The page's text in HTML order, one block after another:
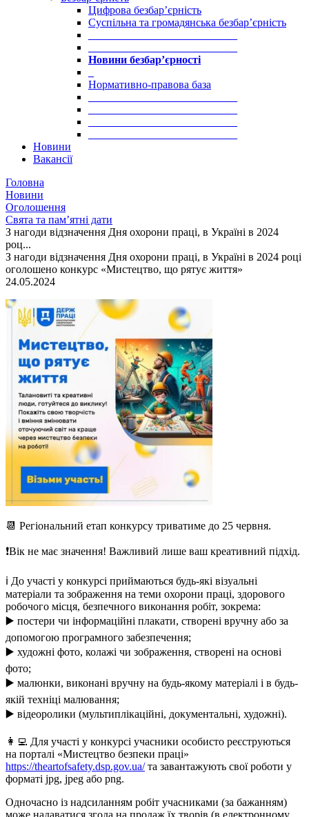
Цифрова безбар’єрність
Суспільна та громадянська безбар’єрність
Новини безбар’єрності
Нормативно-правова база
Новини
Вакансії
Головна
Новини
Оголошення
Свята та пам’ятні дати
З нагоди відзначення Дня охорони праці, в Україні в 2024
роц...
З нагоди відзначення Дня охорони праці, в Україні в 2024 році
оголошено конкурс «Мистецтво, що рятує життя»
24.05.2024
📆 Регіональний етап конкурсу триватиме до 25 червня.
❗️Вік не має значення! Важливий лише ваш креативний підхід.
ℹ️ До участі у конкурсі приймаються будь-які візуальні
матеріали та зображення на теми охорони праці, здорового
робочого місця, безпечного виконання робіт, зокрема:
▶️ постери чи інформаційні плакати, створені вручну або за
допомогою програмного забезпечення;
▶️ художні фото, колажі чи зображення, створені на основі
фото;
▶️ малюнки, виконані вручну на будь-якому матеріалі і в будь-
якій техніці малювання;
▶️ відеоролики (мультиплікаційні, документальні, художні).
👩‍💻 Для участі у конкурсі учасники особисто реєструються
на порталі «Мистецтво безпеки праці»
https://theartofsafety.dsp.gov.ua/та завантажують свої роботи у
форматі jpg, jpeg або png.
Одночасно із надсиланням робіт учасниками (за бажанням)
може надаватися згода на продаж їх творів (в електронному